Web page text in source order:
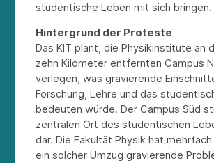
studentische Leben mit sich bringen.
Hintergrund der Proteste
Das KIT plant, die Physikinstitute an
zehn Kilometer entfernten Campus
verlegen, was gravierende
Forschung, Lehre und das
bedeuten würde. Der Campus Süd
zentralen Ort des studentischen
dar. Die Fakultät Physik hat
ein solcher Umzug gravierende